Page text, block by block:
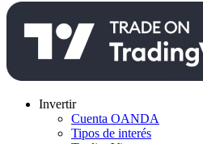
Invertir
Cuenta OANDA
Tipos de interés